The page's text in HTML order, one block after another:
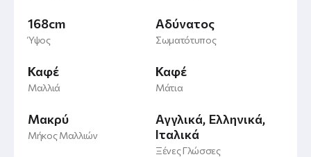
168cm
Ύψος
Αδύνατος
Σωματότυπος
Καφέ
Μαλλιά
Καφέ
Μάτια
Μακρύ
Μήκος Μαλλιών
Αγγλικά Ελληνικά
Ιταλικά
Ξένες Γλώσσες